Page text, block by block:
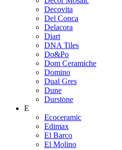
Decovita
Del Conca
Delacora
Diart
DNA Tiles
Do&Po
Dom Ceramiche
Domino
Dual Gres
Dune
Durstone
E
Ecoceramic
Edimax
El Barco
El Molino